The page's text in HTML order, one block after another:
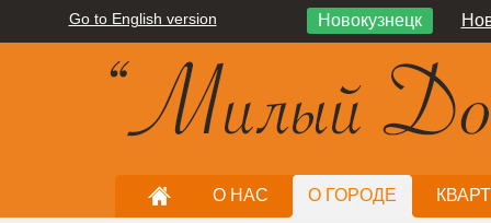
Go to English version Новокузнецк
О НАС О ГОРОДЕ